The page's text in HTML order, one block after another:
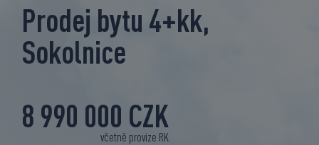
Prodej bytu 4+kk,
Sokolnice
8 990 000 CZK
včetně provize RK